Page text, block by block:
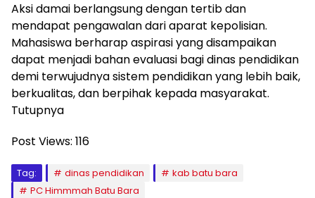
Aksi damai berlangsung dengan tertib dan
mendapat pengawalan dari aparat kepolisian.
Mahasiswa berharap aspirasi yang disampaikan
dapat menjadi bahan evaluasi bagi dinas pendidikan
demi terwujudnya sistem pendidikan yang lebih baik,
berkualitas, dan berpihak kepada masyarakat.
Tutupnya
Post Views: 116
Tag: dinas pendidikan
kab batu bara
PC Himmmah Batu Bara